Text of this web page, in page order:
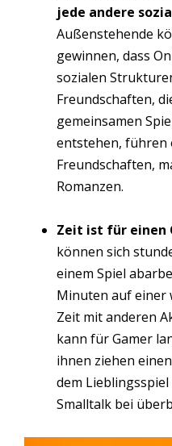
jede andere
Außenstehende
gewinnen, dass
sozialen
Freundschaften,
gemeinsamen
entstehen, führen
Freundschaften,
Romanzen.
Zeit ist für einen
können sich
einem Spiel
Minuten auf einer
Zeit mit anderen
kann für Gamer
ihnen ziehen
dem
Smalltalk bei